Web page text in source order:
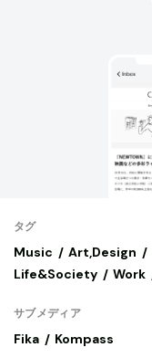
タグ
Music Art,Design
Life&Society
Work
サブメディア
Fika Kompass